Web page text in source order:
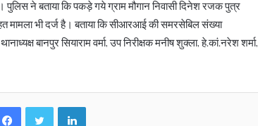
पुलिस ने बताया कि पकड़े गये ग्राम मौगान निवासी दिनेश रजक पुत्र
मामला भी दर्ज है। बताया कि सीआरआई की समरसेबिल संख्या
बानपुर सियाराम वर्मा, उप निरीक्षक मनीष शुक्ला, हे.कां.नरेश शर्मा,
FacebookTwitter LinkedIn